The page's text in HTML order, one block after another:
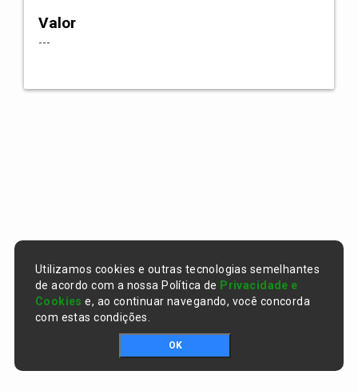
Valor
---
Utilizamos cookies e outras tecnologias semelhantes
de acordo com a nossa Política de Privacidade e
Cookies e, ao continuar navegando, você concorda
com estas condições.
OK